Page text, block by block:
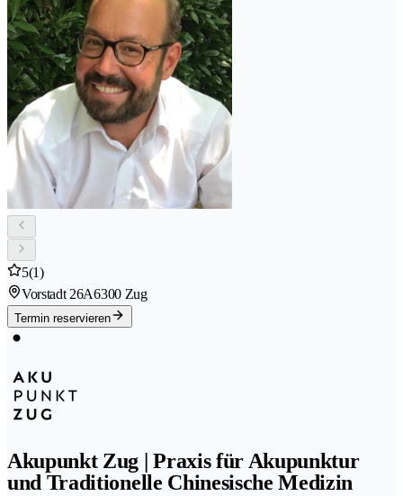
5(1)
Vorstadt 26A6300 Zug
Termin reservieren
Akupunkt Zug | Praxis für Akupunktur
und Traditionelle Chinesische Medizin